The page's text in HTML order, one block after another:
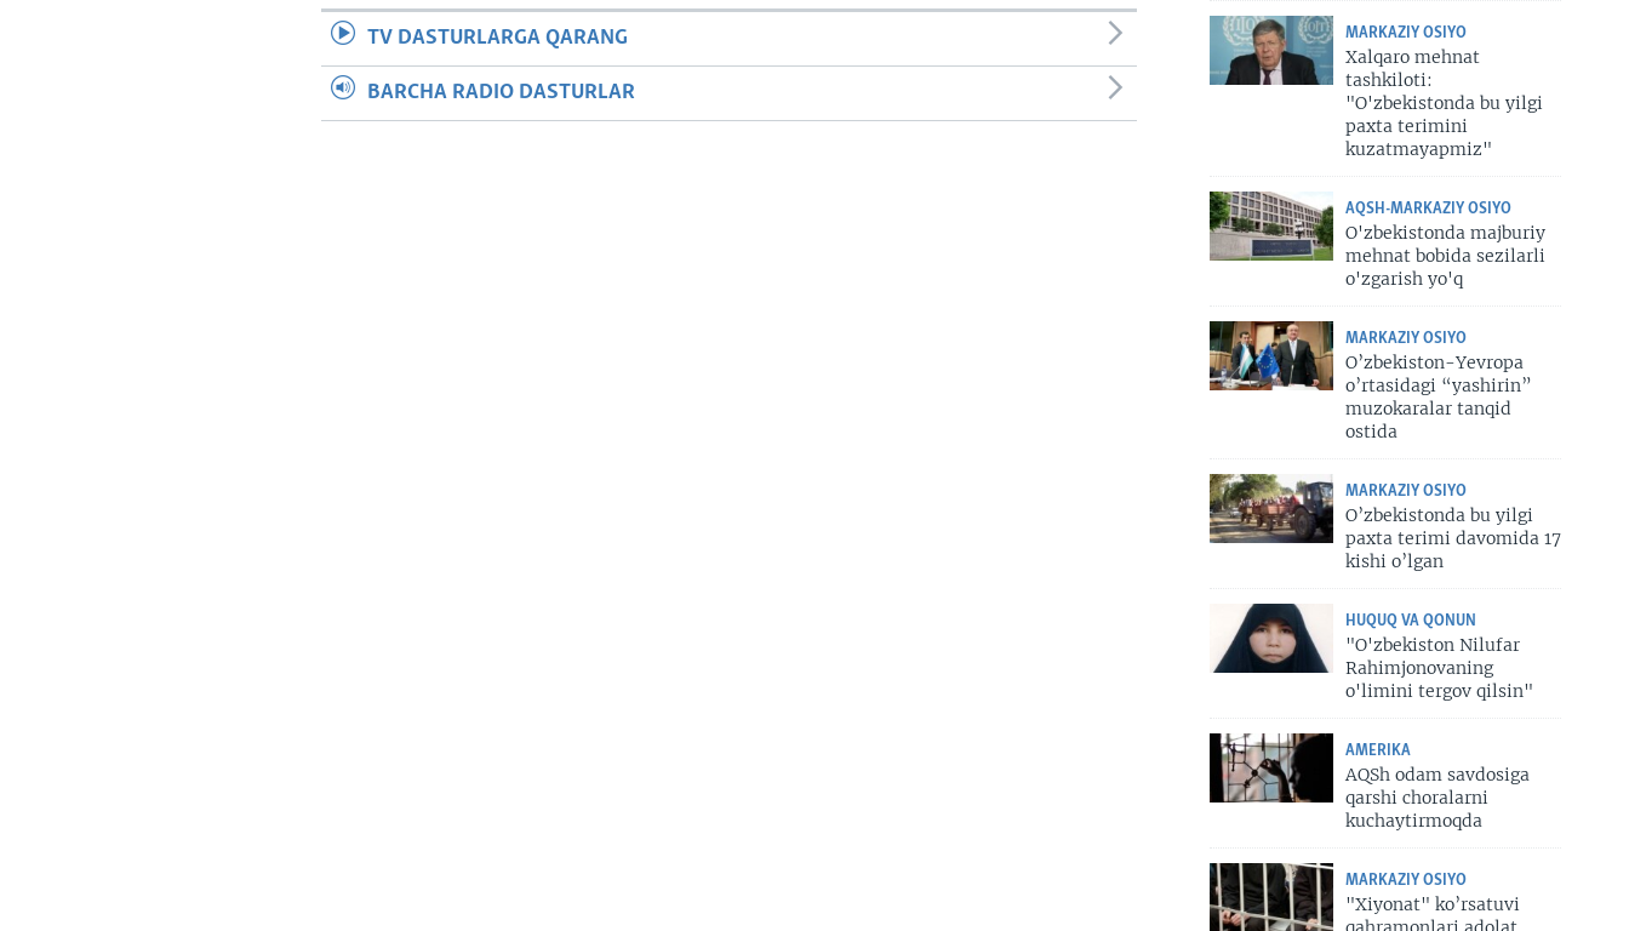
MARKAZIY OSIYO
Xalqaro mehnat
tashkiloti:
"O'zbekistonda bu yilgi
paxta terimini
kuzatmayapmiz"
AQSH-MARKAZIY OSIYO
O'zbekistonda majburiy
mehnat bobida sezilarli
o'zgarish yo'q
MARKAZIY OSIYO
O’zbekiston-Yevropa
o’rtasidagi “yashirin”
muzokaralar tanqid
ostida
MARKAZIY OSIYO
O’zbekistonda bu yilgi
paxta terimi davomida 17
kishi o’lgan
HUQUQ VA QONUN
"O'zbekiston Nilufar
Rahimjonovaning
o'limini tergov qilsin"
AMERIKA
AQSh odam savdosiga
qarshi choralarni
kuchaytirmoqda
MARKAZIY OSIYO
"Xiyonat" ko’rsatuvi
TV DASTURLARGA QARANG
BARCHA RADIO DASTURLAR